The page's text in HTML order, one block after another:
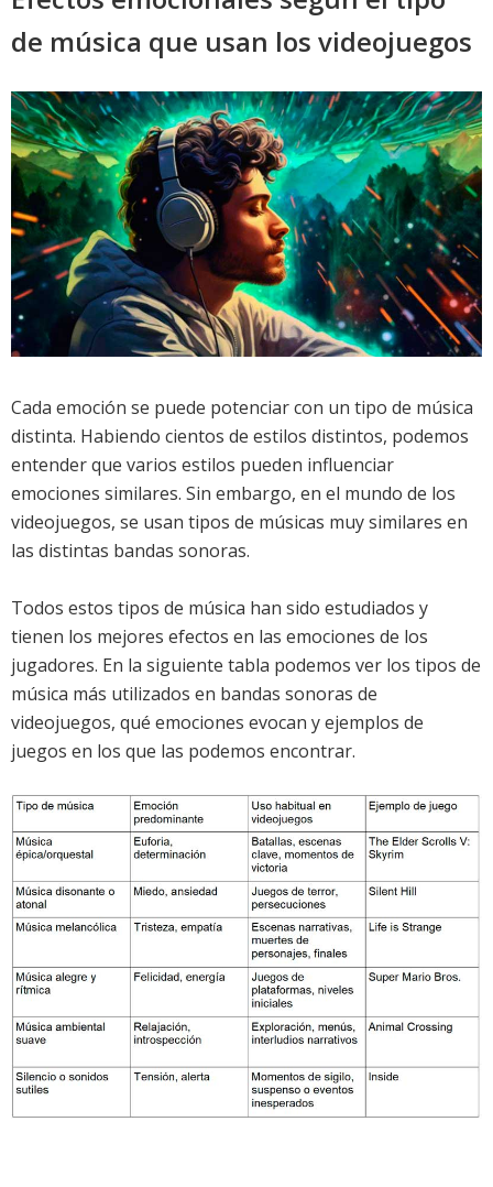
de música que usan los videojuegos
Cada emoción se puede potenciar con un tipo de música
distinta. Habiendo cientos de estilos distintos, podemos
entender que varios estilos pueden influenciar
emociones similares. Sin embargo, en el mundo de los
videojuegos, se usan tipos de músicas muy similares en
las distintas bandas sonoras.
Todos estos tipos de música han sido estudiados y
tienen los mejores efectos en las emociones de los
jugadores. En la siguiente tabla podemos ver los tipos de
música más utilizados en bandas sonoras de
videojuegos, qué emociones evocan y ejemplos de
juegos en los que las podemos encontrar.